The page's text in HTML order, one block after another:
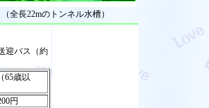
（全長22mのトンネル水槽）
迎バス（約
65歳以
円